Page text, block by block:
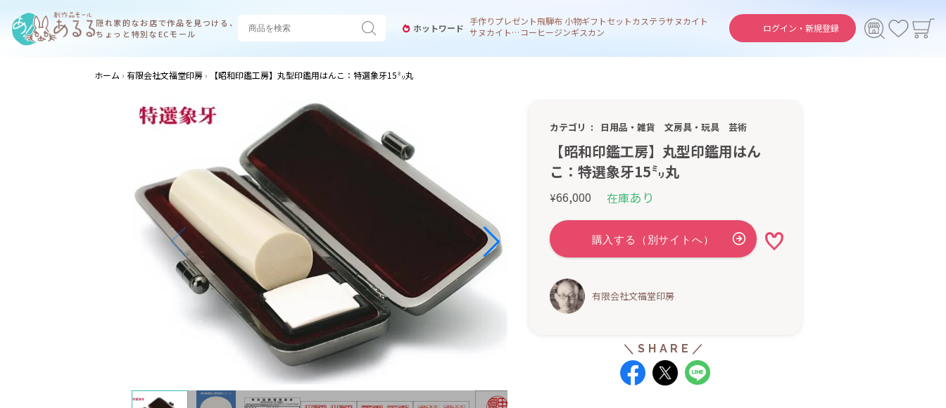
隠れ家的なお店で作品を見つける、
ちょっと特別なECモール
ログイン・ 新規登録
ホットワード
手作りプレゼント飛騨布 小物ギフトセットカステラサヌカイト
サヌカイト 風鈴コーヒージンギスカン
ホーム 有限会社文福堂印房 【昭和印鑑工房】丸型印鑑用はんこ：特選象牙15㍉丸
カテゴリ 日用品・雑貨 文房具・玩具 芸術
【昭和印鑑工房】丸型印鑑用はん
こ：特選象牙15㍉丸
¥66,000 在庫あり
有限会社文福堂印房